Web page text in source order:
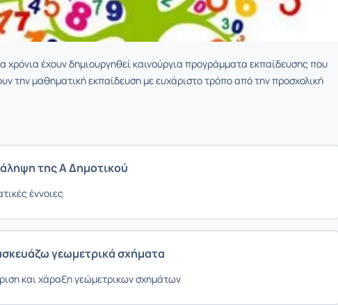
χρόνια έχουν δημιουργηθεί καινούργια προγράμματα εκπαίδευσης που
την μαθηματική εκπαίδευση με ευχάριστο τρόπο από την προσχολική
της Α Δημοτικού
έννοιες
γεωμετρικά σχήματα
και χάραξη γεώμετρικων σχημάτων